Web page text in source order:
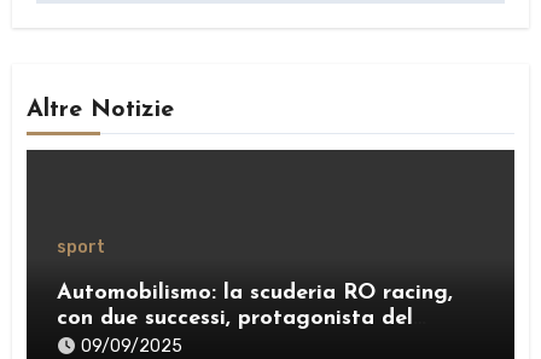
Altre Notizie
sport
Automobilismo: la scuderia RO racing,
con due successi, protagonista del
weekend
09/09/2025